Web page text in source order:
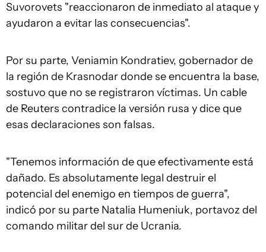
Suvorovets "reaccionaron de inmediato al ataque y
ayudaron a evitar las consecuencias".
Por su parte, Veniamin Kondratiev, gobernador de
la región de Krasnodar donde se encuentra la base,
sostuvo que no se registraron víctimas. Un cable
de Reuters contradice la versión rusa y dice que
esas declaraciones son falsas.
"Tenemos información de que efectivamente está
dañado. Es absolutamente legal destruir el
potencial del enemigo en tiempos de guerra",
indicó por su parte Natalia Humeniuk, portavoz del
comando militar del sur de Ucrania.